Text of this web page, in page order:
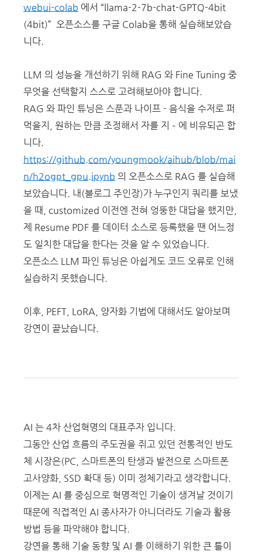
webui-colab 에서 “llama-2-7b-chat-GPTQ-4bit
(4bit)” 오픈소스를 구글 Colab을 통해 실습해보았습
니다.
LLM 의 성능을 개선하기 위해 RAG 와 Fine Tuning 중
무엇을 선택할지 스스로 고려해보아야 합니다.
RAG 와 파인 튜닝은 스푼과 나이프 - 음식을 수저로 퍼
먹을지, 원하는 만큼 조정해서 자를 지 – 에 비유되곤 합
니다.
https://github.com/youngmook/aihub/blob/mai
n/h2ogpt_gpu.ipynb 의 오픈소스로 RAG 를 실습해
보았습니다. 내(블로그 주인장)가 누구인지 쿼리를 보냈
을 때, customized 이전엔 전혀 엉뚱한 대답을 했지만,
제 Resume PDF 를 데이터 소스로 등록했을 땐 어느정
도 일치한 대답을 한다는 것을 알 수 있었습니다.
오픈소스 LLM 파인 튜닝은 아쉽게도 코드 오류로 인해
실습하지 못했습니다.
이후, PEFT, LoRA, 양자화 기법에 대해서도 알아보며
강연이 끝났습니다.
AI 는 4차 산업혁명의 대표주자 입니다.
그동안 산업 흐름의 주도권을 쥐고 있던 전통적인 반도
체 시장은(PC, 스마트폰의 탄생과 발전으로 스마트폰
고사양화, SSD 확대 등) 이미 정체기라고 생각합니다.
이제는 AI 를 중심으로 혁명적인 기술이 생겨날 것이기
때문에 직접적인 AI 종사자가 아니더라도 기술과 활용
방법 등을 파악해야 합니다.
강연을 통해 기술 동향 및 AI 를 이해하기 위한 큰 틀이